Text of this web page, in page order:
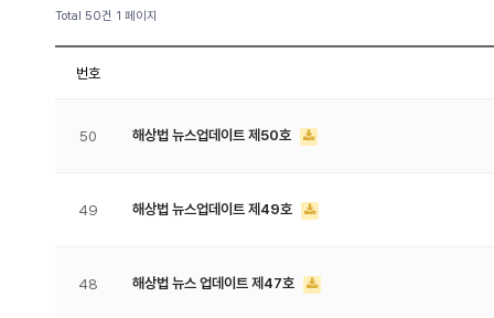
Total 50건 1 페이지
번호
50 해상법 뉴스업데이트 제50호
49 해상법 뉴스업데이트 제49호
48 해상법 뉴스 업데이트 제47호